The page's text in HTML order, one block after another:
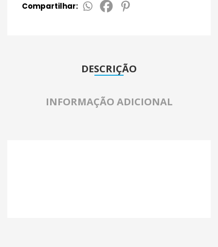
Compartilhar:
DESCRIÇÃO
INFORMAÇÃO ADICIONAL